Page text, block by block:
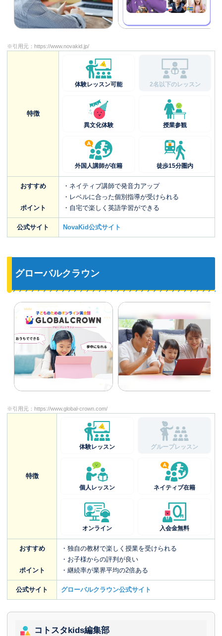
※引用元： https://www.novakid.jp/
特徴
体験レッスン可能 2名以下のレッスン
異文化体験 授業参観
外国人講師が在籍 徒歩15分圏内
おすすめ
ポイント
・ネイティブ講師で発音力アップ
・レベルに合った個別指導が受けられる
・自宅で楽しく英語学習ができる
公式サイト NovaKid公式サイト
グローバルクラウン
※引用元： https://www.global-crown.com/
特徴
体験レッスン グループレッスン
個人レッスン ネイティブ在籍
オンライン 入会金無料
おすすめ
ポイント
・独自の教材で楽しく授業を受けられる
・お子様からの評判が良い
・継続率が業界平均の2倍ある
公式サイト グローバルクラウン公式サイト
コトスタkids編集部